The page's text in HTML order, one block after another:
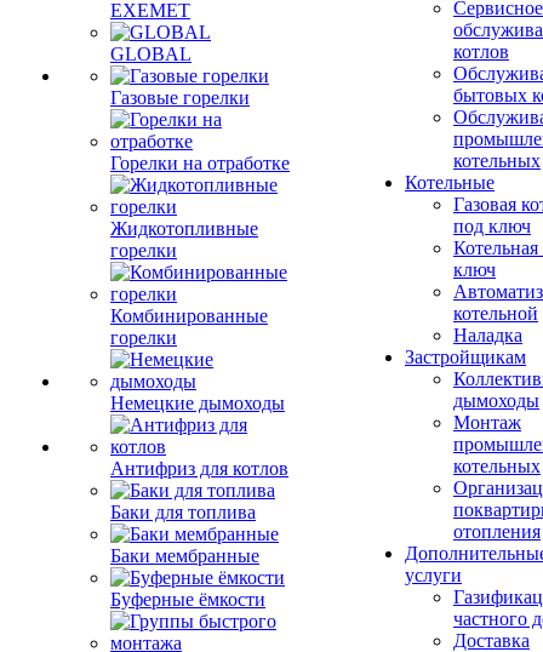
EXEMET
GLOBAL
Газовые горелки
Горелки на отработке
Жидкотопливные
горелки
Комбинированные
горелки
Немецкие дымоходы
Антифриз для котлов
Баки для топлива
Баки мембранные
Буферные ёмкости
Сервисное
котлов
бытовых
котельных
Котельные
Газовая
под ключ
ключ
котельной
Наладка
Застройщикам
дымоходы
Монтаж
котельных
отопления
услуги
частного
Доставка